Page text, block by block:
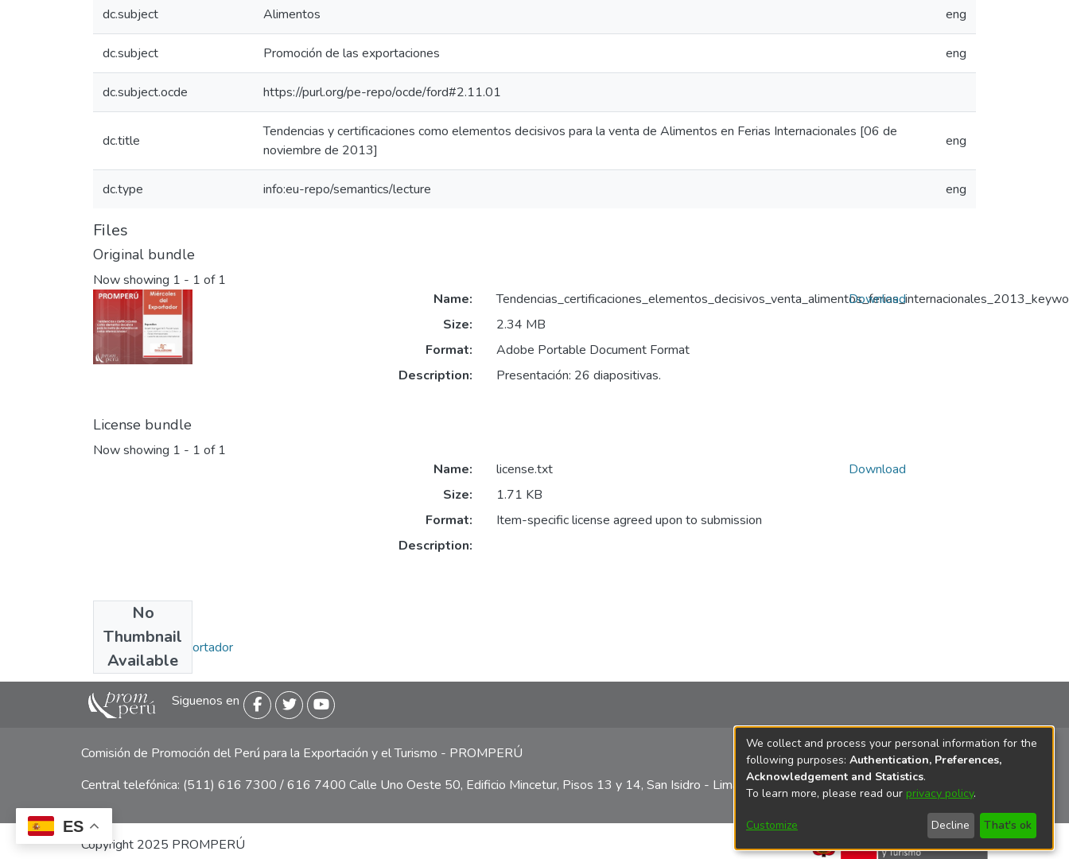
ES
dc.subject Alimentos eng
dc.subject Promoción de las exportaciones eng
dc.subject.ocde https://purl.org/pe-repo/ocde/ford#2.11.01
dc.title
Tendencias y certificaciones como elementos decisivos para la venta de Alimentos en Ferias Internacionales [06 de
noviembre de 2013]
eng
dc.type info:eu-repo/semantics/lecture eng
Files
Original bundle
Now showing 1 - 1 of 1
Name:
Size:
2.34 MB
Format:
Adobe Portable Document Format
Description:
Presentación: 26 diapositivas.
Download
License bundle
Now showing 1 - 1 of 1
No
Thumbnail
Available
Name:
license.txt
Size:
1.71 KB
Format:
Item-specific license agreed upon to submission
Description:
Download
Collections
Miércoles del Exportador
Siguenos en
Comisión de Promoción del Perú para la Exportación y el Turismo - PROMPERÚ
Central telefónica: (511) 616 7300 / 616 7400 Calle Uno Oeste 50, Edificio Mincetur, Pisos 13 y 14, San Isidro - Lima
Copyright 2025 PROMPERÚ
We collect and process your personal information for the
following purposes: Authentication, Preferences,
Acknowledgement and Statistics.
To learn more, please read our privacy policy.
Customize Decline That's ok